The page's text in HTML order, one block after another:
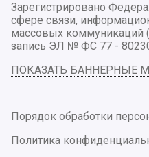
Зарегистрировано
сфере связи,
массовых коммуникаций
запись ЭЛ № ФС 77 - 80230
ПОКАЗАТЬ БАННЕРНЫЕ
Порядок обработки
Политика